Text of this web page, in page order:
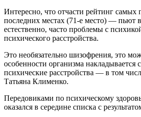
Интересно, что отчасти рейтинг самых
последних местах (71-е место) — пьют
естественно, часто проблемы с
психического расстройства.
Это необязательно шизофрения, это
особенности организма
психические расстройства — в том
Татьяна Клименко.
Передовиками по психическому
оказался в середине списка с